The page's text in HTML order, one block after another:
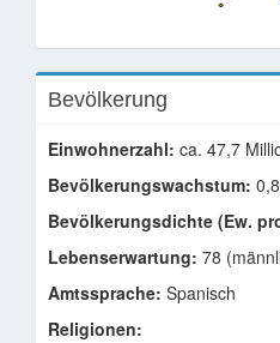
Bevölkerung
Einwohnerzahl: ca. 47,7
Bevölkerungswachstum:
Bevölkerungsdichte (Ew.
Lebenserwartung: 78
Amtssprache: Spanisch
Religionen: